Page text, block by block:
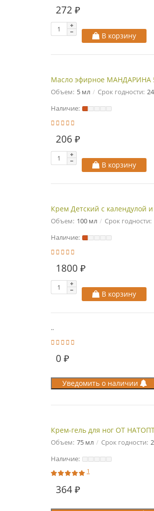
272 ₽
В корзину
Масло эфирное МАНДАРИНА
Объем: 5 мл Срок годности:
Наличие:
206 ₽
В корзину
Крем Детский с календулой
Объем: 100 мл Срок годности:
Наличие:
1800 ₽
В корзину
..
0 ₽
Уведомить о наличии
Крем-гель для ног ОТ
Объем: 75 мл Срок годности:
Наличие:
1
364 ₽